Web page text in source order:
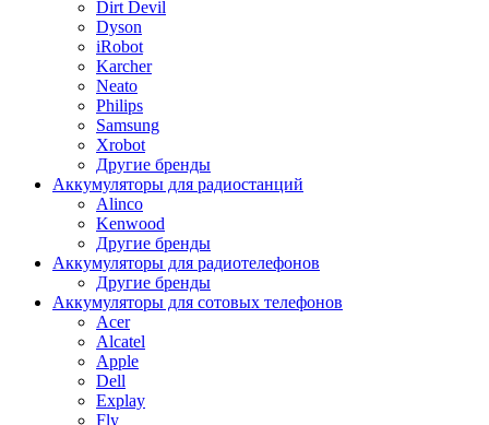
Dirt Devil
Dyson
iRobot
Karcher
Neato
Philips
Samsung
Xrobot
Другие бренды
Аккумуляторы для радиостанций
Alinco
Kenwood
Другие бренды
Аккумуляторы для радиотелефонов
Другие бренды
Аккумуляторы для сотовых телефонов
Acer
Alcatel
Apple
Dell
Explay
Fly